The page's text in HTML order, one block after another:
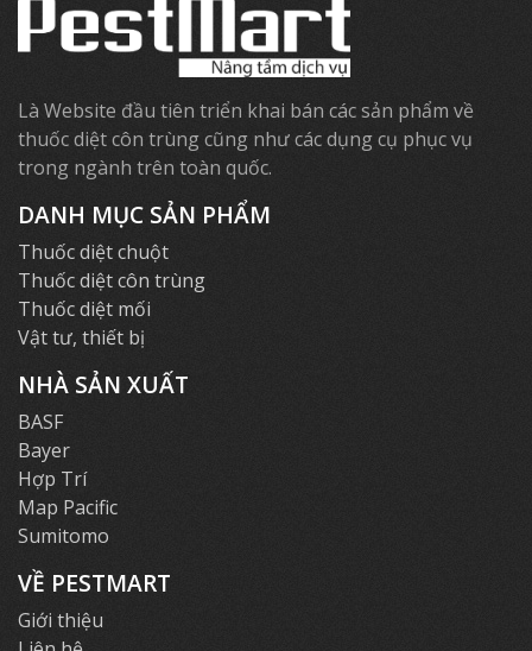
Là Website đầu tiên triển khai bán các sản phẩm về
thuốc diệt côn trùng cũng như các dụng cụ phục vụ
trong ngành trên toàn quốc.
DANH MỤC SẢN PHẨM
Thuốc diệt chuột
Thuốc diệt côn trùng
Thuốc diệt mối
Vật tư, thiết bị
NHÀ SẢN XUẤT
BASF
Bayer
Hợp Trí
Map Pacific
Sumitomo
VỀ PESTMART
Giới thiệu